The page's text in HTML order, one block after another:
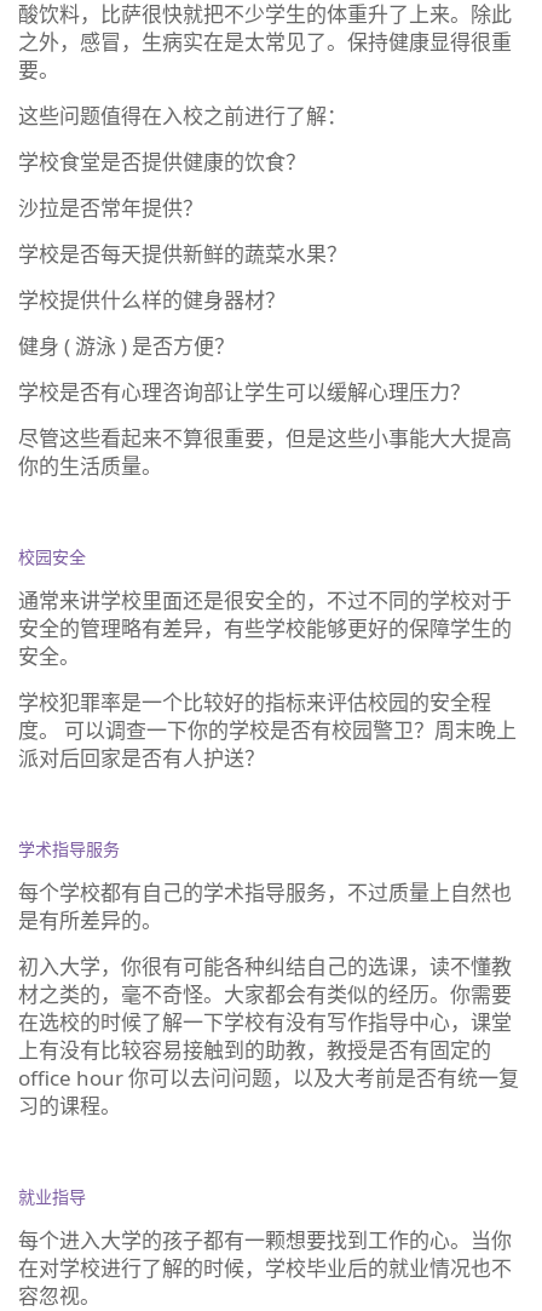
酸饮料，比萨很快就把不少学生的体重升了上来。除此
之外，感冒，生病实在是太常见了。保持健康显得很重
要。
这些问题值得在入校之前进行了解：
学校食堂是否提供健康的饮食？
沙拉是否常年提供？
学校是否每天提供新鲜的蔬菜水果？
学校提供什么样的健身器材？
健身 ( 游泳 ) 是否方便？
学校是否有心理咨询部让学生可以缓解心理压力？
尽管这些看起来不算很重要，但是这些小事能大大提高
你的生活质量。
校园安全
通常来讲学校里面还是很安全的，不过不同的学校对于
安全的管理略有差异，有些学校能够更好的保障学生的
安全。
学校犯罪率是一个比较好的指标来评估校园的安全程
度。 可以调查一下你的学校是否有校园警卫？周末晚上
派对后回家是否有人护送？
学术指导服务
每个学校都有自己的学术指导服务，不过质量上自然也
是有所差异的。
初入大学，你很有可能各种纠结自己的选课，读不懂教
材之类的，毫不奇怪。大家都会有类似的经历。你需要
在选校的时候了解一下学校有没有写作指导中心，课堂
上有没有比较容易接触到的助教，教授是否有固定的
office hour 你可以去问问题，以及大考前是否有统一复
习的课程。
就业指导
每个进入大学的孩子都有一颗想要找到工作的心。当你
在对学校进行了解的时候，学校毕业后的就业情况也不
容忽视。